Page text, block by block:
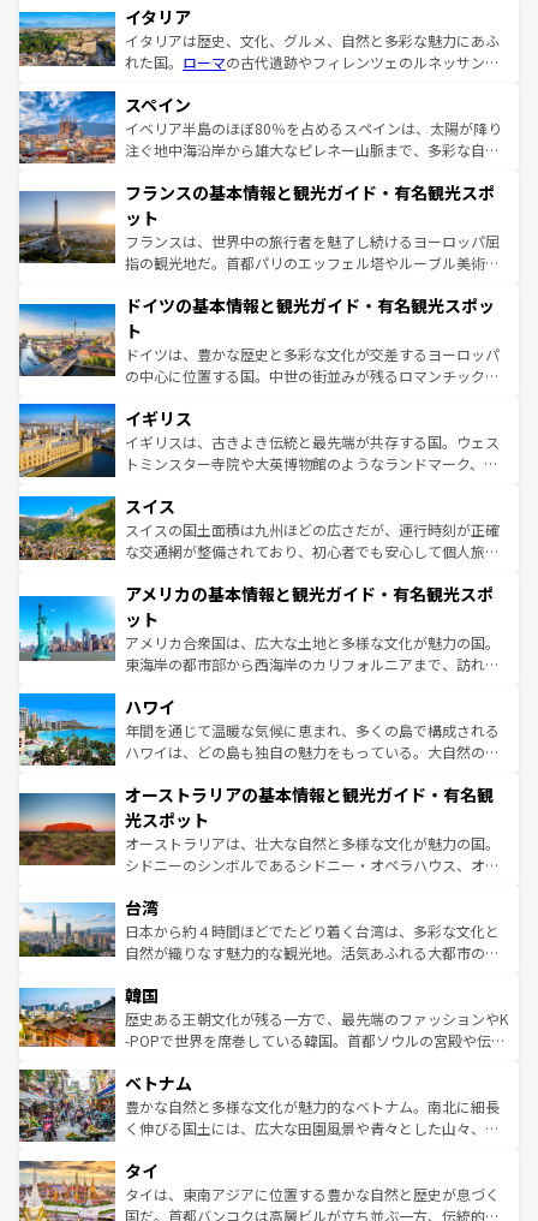
イタリア
イタリアは歴史、文化、グルメ、自然と多彩な魅力にあふ
れた国。 ローマの古代遺跡やフィレンツェのルネッサンス
ろん、トスカーナの美しい田園風景やアマルフィ海岸の絶
景など、自然景観も見逃せない。観光の合間には、本場の
ピザやパスタなど、絶品のイタリア料理を堪能することも
ませてくれるイタリアで、忘れられない旅をしてみよう！
なお、新着のイタリア情報は
しい。
スペイン
イベリア半島のほぼ80％を占めるスペインは、太陽が降り
注ぐ地中海沿岸から雄大なピレネー山脈まで、多彩な自然
文化が根付くこの国では、情熱的なフラメンコ、熱気あふ
れる闘牛、そして美味しいタパスが生活の一部となってい
る。首都マドリードの洗練された雰囲気や、バルセロナの
アートに溢れた街角から、地方では古代ローマ遺跡や中世
せる。地方によって風土や気候が異なるスペインはその個
ンテンツ一覧 を参照してほしい。
フランスの基本情報と観光ガイド・有名観光スポ
ット
フランスは、世界中の旅行者を魅了し続けるヨーロッパ屈
指の観光地だ。首都パリのエッフェル塔やルーブル美術館
で、幅広い魅力が詰まっている。華麗な宮殿、歴史的な大
聖堂、美しいビーチ、そして豊かな自然が、訪れる者を心
から魅了する。また、フランスは美食の国としても知ら
れ、フランス料理はユネスコ無形文化遺産にも登録されて
香り高いラベンダー畑など、多彩な楽しみ方が可能だ。さ
らに、パリ以外の地域にも魅力が溢れており、どの街角に
も豊かな歴史と文化が息づいている。パリ以外の個性あふ
を参照してほしい。
ドイツの基本情報と観光ガイド・有名観光スポッ
ト
ドイツは、豊かな歴史と多彩な文化が交差するヨーロッパ
の中心に位置する国。中世の街並みが残るロマンチック街
顔を持つこの国は、どこを歩いても飽きることがない。ベ
ルリンの文化的活気、バイエルン州のアルプスの絶景、そ
してライン川沿いのワイン畑といった風景は必見。ビール
は、お酒好きな人にはぜひ体験してほしい。 なお、新着の
ドイツ情報はコンテンツ一覧を参照してほしい。
イギリス
イギリスは、古きよき伝統と最先端が共存する国。ウェス
トミンスター寺院や大英博物館のようなランドマーク、歴
リアごとに異なる魅力がある。また、優雅なアフタヌーン
ティー、ビール好きにはたまらない英国パブ、サッカー観
戦など、本場だからこそできる体験も豊富。イギリスを旅
ンツ一覧を参照してほしい。
スイス
スイスの国土面積は九州ほどの広さだが、運行時刻が正確
な交通網が整備されており、初心者でも安心して個人旅行
の建物がそのまま残る町や、スイスならではのユニークな
博物館もあり、アルプス観光だけでなく町歩きも満喫する
ことができる。国民の所得が高いため物価も高いが、旅行
者向けの交通パス提供のサービスもあり、うまく活用すれ
着のスイス情報は
アメリカの基本情報と観光ガイド・有名観光スポ
ット
アメリカ合衆国は、広大な土地と多様な文化が魅力の国。
東海岸の都市部から西海岸のカリフォルニアまで、訪れる
のような巨大都市は、観光、ショッピング、エンターテイ
ンメントが詰まった刺激的なスポットだ。一方、アメリカ
西部には大自然が広がり、グランドキャニオンやイエロー
部のニューオーリンズでは、音楽と美食が融合した独特の
文化が魅力。旅行者はアメリカの各地域で異なる魅力を楽
しみながら、その多様性と豊かな歴史を感じることができ
るだろう。車でのロードトリップや列車の旅も、アメリカ
情報は
ハワイ
年間を通じて温暖な気候に恵まれ、多くの島で構成される
ハワイは、どの島も独自の魅力をもっている。大自然の神
ワイ島は見逃せない。また、定番の観光地といえばオアフ
島だが、静かな自然を求めるならマウイ島やカウアイ島が
おすすめ。エメラルドグリーンに輝く海をはじめ、豊かな
文化や歴史が息づいている。「アロハスピリット」と呼ば
人々、おいしいローカルフードやハワイアンミュージッ
ク、伝統的なフラダンスなど、すべてがハワイの魅力を彩
っている。訪れるたびに新しい発見と感動が待っているハ
はコンテンツ一覧
オーストラリアの基本情報と観光ガイド・有名観
光スポット
オーストラリアは、壮大な自然と多様な文化が魅力の国。
シドニーのシンボルであるシドニー・オペラハウス、オー
リアリーフや大陸中央部にそびえるウルル（エアーズロッ
ク）、タスマニアの美しい原生林やケアンズの熱帯雨林な
ど、見どころがたくさん。また、カフェやワイン、オージ
いる。アクティビティも充実しており、サーフィンやダイ
ビング、ハイキングなど、アウトドア好きにはたまらな
い。オーストラリアの多彩な魅力を存分に味わいつくそ
参照してほしい。
台湾
日本から約４時間ほどでたどり着く台湾は、多彩な文化と
自然が織りなす魅力的な観光地。活気あふれる大都市の台
ン）、静ひつな山岳地帯である台湾東部など、都市の喧騒
と山間の静けさが共存しており、訪れる人に新しい発見と
驚きをもたらしてくれる。また、奥深い台湾の食文化も魅
容にもいいと評判のスイーツなど、バラエティ豊かな料理
が味わえる。 なお、新着の台湾情報は コンテンツ一覧を参
照してほしい。
韓国
歴史ある王朝文化が残る一方で、最先端のファッションやK
-POPで世界を席巻している韓国。首都ソウルの宮殿や伝統
き、地方に足を延ばせば四季折々の自然美を楽しむことが
できる。そして、キムチや焼肉、絶品のストリートフード
まで、さまざまな韓国料理が待っている。夜には、韓国な
リティに包まれながら、韓国の多彩な魅力を心ゆくまで味
わってみてほしい。 なお、新着の韓国情報はコンテンツ一
覧を参照してほしい。
ベトナム
豊かな自然と多様な文化が魅力的なベトナム。南北に細長
く伸びる国土には、広大な田園風景や青々とした山々、世
急速な発展と共に伝統が息づく。ハノイの古い町並みやホ
ーチミン市のフランス統治時代の建物も、独特の雰囲気を
醸し出している。また、バラエティの豊かさとおいしさで
タイ
タイは、東南アジアに位置する豊かな自然と歴史が息づく
国だ。首都バンコクは高層ビルが立ち並ぶ一方、伝統的な